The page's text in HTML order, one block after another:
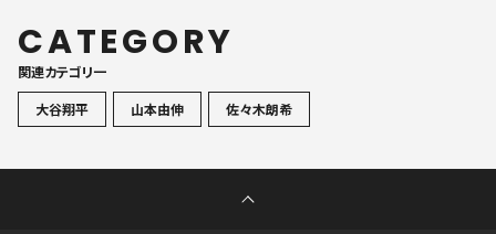
CATEGORY
関連カテゴリ一
大谷翔平
山本由伸 佐々木朗希